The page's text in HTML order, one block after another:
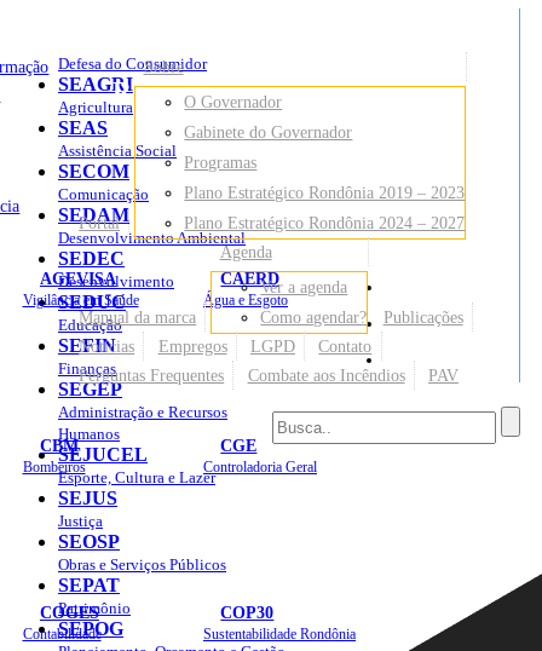
Rondônia
AGEVISA
Vigilância em Saúde
CAERD
Água e Esgoto
CBM
Bombeiros
CGE
Controladoria Geral
COGES
Contabilidade
COP30
Sustentabilidade Rondônia
Sites
Portal
Sobre
O Governador
Gabinete do Governador
Programas
Plano Estratégico Rondônia 2019 – 2023
Plano Estratégico Rondônia 2024 – 2027
Manual da marca
Agenda
Ver a agenda
Como agendar?
Publicações
Notícias
Empregos LGPD
Contato
Perguntas Frequentes
Combate aos Incêndios PAV
Defesa do Consumidor
SEAGRI
Agricultura
SEAS
Assistência Social
SECOM
Comunicação
SEDAM
Desenvolvimento Ambiental
SEDEC
Desenvolvimento
SEDUC
Educação
SEFIN
Finanças
SEGEP
Administração e Recursos
Humanos
SEJUCEL
Esporte, Cultura e Lazer
SEJUS
Justiça
SEOSP
Obras e Serviços Públicos
SEPAT
Patrimônio
SEPOG